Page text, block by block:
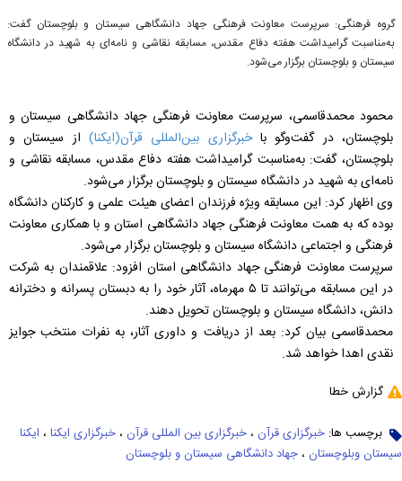
گروه فرهنگی: سرپرست معاونت فرهنگی جهاد دانشگاهی سیستان و بلوچستان گفت:
به‌مناسبت گرامیداشت هفته دفاع مقدس، مسابقه نقاشی و نامه‌ای به شهید در دانشگاه
سیستان و بلوچستان برگزار می‌شود.
محمود محمدقاسمی، سرپرست معاونت فرهنگی جهاد دانشگاهی سیستان و
بلوچستان، در گفت‌وگو باخبرگزاری بین‌المللی قرآن(ایکنا) از سیستان و
بلوچستان، گفت: به‌مناسبت گرامیداشت هفته دفاع مقدس، مسابقه نقاشی و
نامه‌ای به شهید در دانشگاه سیستان و بلوچستان برگزار می‌شود.
وی اظهار کرد: این مسابقه ویژه فرزندان اعضای هیئت علمی و کارکنان دانشگاه
بوده که به همت معاونت فرهنگی جهاد دانشگاهی استان و با همکاری معاونت
فرهنگی و اجتماعی دانشگاه سیستان و بلوچستان برگزار می‌شود.
سرپرست معاونت فرهنگی جهاد دانشگاهی استان افزود: علاقمندان به شرکت
در این مسابقه می‌توانند تا ۵ مهرماه، آثار خود را به دبستان پسرانه و دخترانه
دانش، دانشگاه سیستان و بلوچستان تحویل دهند.
محمدقاسمی بیان کرد: بعد از دریافت و داوری آثار، به نفرات منتخب جوایز
نقدی اهدا خواهد شد.
گزارش خطا
برچسب ها: خبرگزاری قرآن ، خبرگزاری بین المللی قرآن ، خبرگزاری ایکنا ، ایکنا
سیستان وبلوچستان ، جهاد دانشگاهی سیستان و بلوچستان